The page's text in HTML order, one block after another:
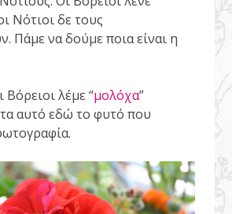
Νότιοι δε τους
Πάμε να δούμε ποια είναι η
Βόρειοι λέμε “μολόχα”
αυτό εδώ το φυτό που